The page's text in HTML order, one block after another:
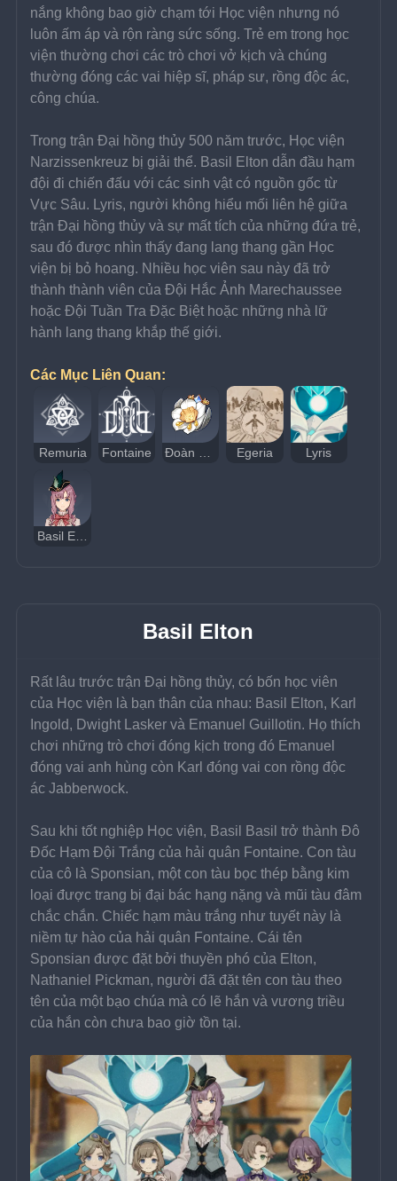
nắng không bao giờ chạm tới Học viện nhưng nó
luôn ấm áp và rộn ràng sức sống. Trẻ em trong học
viện thường chơi các trò chơi vở kịch và chúng
thường đóng các vai hiệp sĩ, pháp sư, rồng độc ác,
công chúa.
Trong trận Đại hồng thủy 500 năm trước, Học viện
Narzissenkreuz bị giải thể. Basil Elton dẫn đầu hạm
đội đi chiến đấu với các sinh vật có nguồn gốc từ
Vực Sâu. Lyris, người không hiểu mối liên hệ giữa
trận Đại hồng thủy và sự mất tích của những đứa trẻ,
sau đó được nhìn thấy đang lang thang gần Học
viện bị bỏ hoang. Nhiều học viên sau này đã trở
thành thành viên của Đội Hắc Ảnh Marechaussee
hoặc Đội Tuần Tra Đặc Biệt hoặc những nhà lữ
hành lang thang khắp thế giới.
Các Mục Liên Quan:
Remuria Fontaine Egeria Lyris
Basil Elton
Basil Elton
Rất lâu trước trận Đại hồng thủy, có bốn học viên
của Học viện là bạn thân của nhau: Basil Elton, Karl
Ingold, Dwight Lasker và Emanuel Guillotin. Họ thích
chơi những trò chơi đóng kịch trong đó Emanuel
đóng vai anh hùng còn Karl đóng vai con rồng độc
ác Jabberwock.
Sau khi tốt nghiệp Học viện, Basil Basil trở thành Đô
Đốc Hạm Đội Trắng của hải quân Fontaine. Con tàu
của cô là Sponsian, một con tàu bọc thép bằng kim
loại được trang bị đại bác hạng nặng và mũi tàu đâm
chắc chắn. Chiếc hạm màu trắng như tuyết này là
niềm tự hào của hải quân Fontaine. Cái tên
Sponsian được đặt bởi thuyền phó của Elton,
Nathaniel Pickman, người đã đặt tên con tàu theo
tên của một bạo chúa mà có lẽ hắn và vương triều
của hắn còn chưa bao giờ tồn tại.